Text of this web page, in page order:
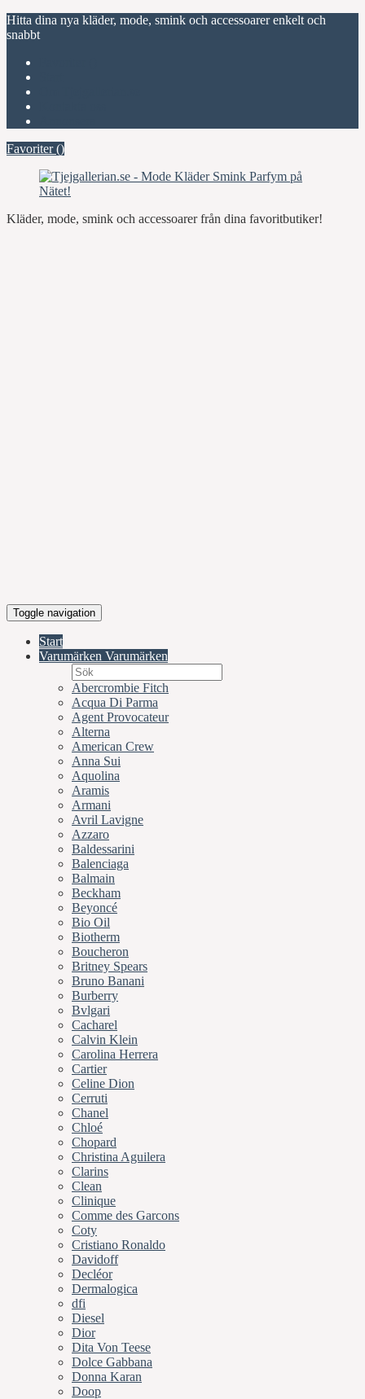
Hitta dina nya kläder, mode, smink och accessoarer enkelt och
snabbt
Favoriter ()
Kläder, mode, smink och accessoarer från dina favoritbutiker!
Toggle navigation
Start
Varumärken Varumärken
Abercrombie Fitch
Acqua Di Parma
Agent Provocateur
Alterna
American Crew
Anna Sui
Aquolina
Aramis
Armani
Avril Lavigne
Azzaro
Baldessarini
Balenciaga
Balmain
Beckham
Beyoncé
Bio Oil
Biotherm
Boucheron
Britney Spears
Bruno Banani
Burberry
Bvlgari
Cacharel
Calvin Klein
Carolina Herrera
Cartier
Celine Dion
Cerruti
Chanel
Chloé
Chopard
Christina Aguilera
Clarins
Clean
Clinique
Comme des Garcons
Coty
Cristiano Ronaldo
Davidoff
Decléor
Dermalogica
dfi
Diesel
Dior
Dita Von Teese
Dolce Gabbana
Donna Karan
Doop